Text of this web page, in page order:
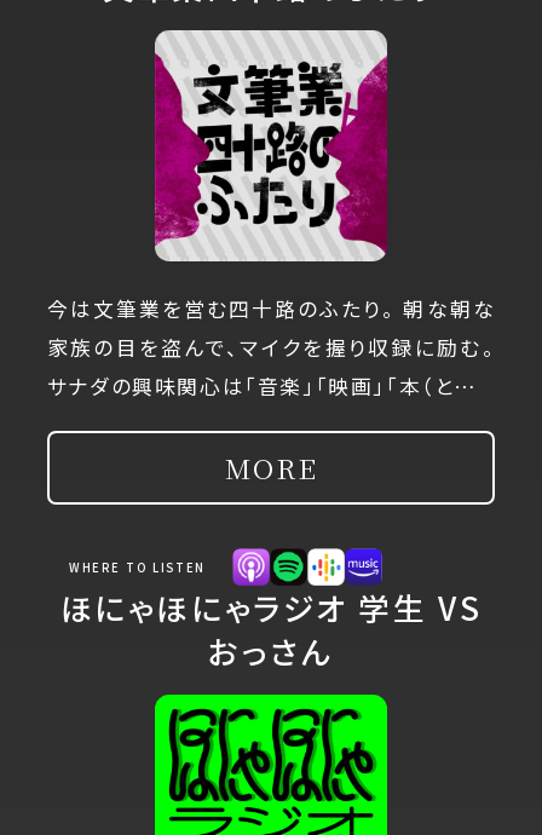
今は文筆業を営む四十路のふたり。 朝な朝な
家族の目を盗んで、マイクを握り収録に励む。
サナダの興味関心は「音楽」「映画」「本（と…
MORE
WHERE TO LISTEN
ほにゃほにゃラジオ 学生 VS
おっさん